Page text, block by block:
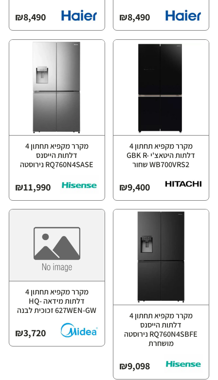
₪8,490
₪8,490
מקרר מקפיא תחתון 4
דלתות היטאצ'י GBK R-
WB700VRS2 שחור
₪9,400
מקרר מקפיא תחתון 4
דלתות הייסנס
RQ760N4SASE נירוסטה
₪11,990
מקרר מקפיא תחתון 4
דלתות הייסנס
RQ760N4SBFE נירוסטה
מושחרת
₪9,098
מקרר מקפיא תחתון 4
דלתות מידאה HQ-
627WEN-GW זכוכית לבנה
₪3,720